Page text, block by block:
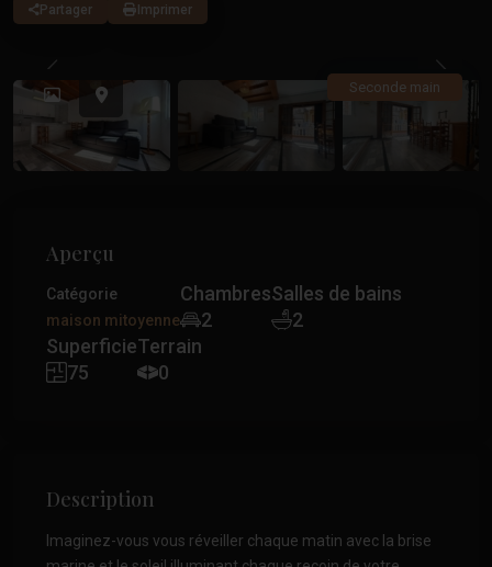
Partager Imprimer
Seconde main
Précédent
Aperçu
Catégorie
maison mitoyenne
Chambres
2
Salles de bains
2
Superficie
75
Terrain
0
Description
Imaginez-vous vous réveiller chaque matin avec la brise